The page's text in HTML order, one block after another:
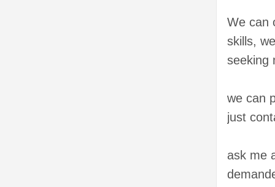
We can
skills,
seeking
we can
just
ask me